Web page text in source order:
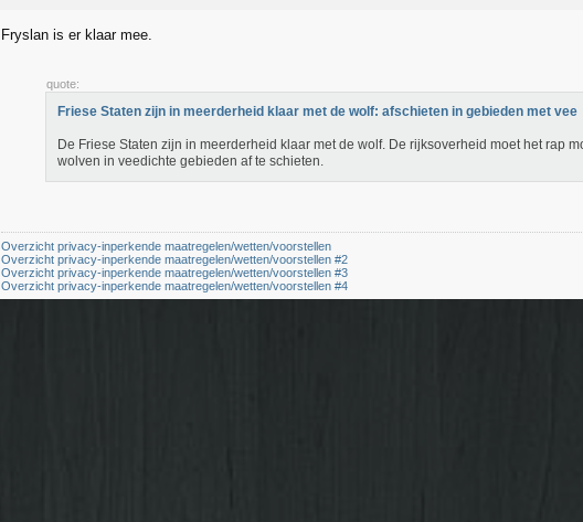
Fryslan is er klaar mee.
quote:
Friese Staten zijn in meerderheid klaar met de wolf: afschieten in gebieden met vee
De Friese Staten zijn in meerderheid klaar met de wolf. De rijksoverheid moet het rap
wolven in veedichte gebieden af te schieten.
Overzicht privacy-inperkende maatregelen/wetten/voorstellen
Overzicht privacy-inperkende maatregelen/wetten/voorstellen #2
Overzicht privacy-inperkende maatregelen/wetten/voorstellen #3
Overzicht privacy-inperkende maatregelen/wetten/voorstellen #4